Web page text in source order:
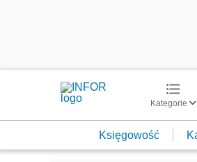
Kategorie
Księgowość